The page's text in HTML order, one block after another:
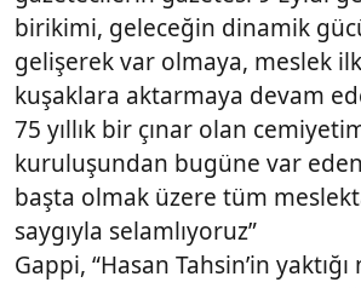
birikimi, geleceğin dinamik
gelişerek var olmaya, meslek
kuşaklara aktarmaya devam
75 yıllık bir çınar olan
kuruluşundan bugüne var
başta olmak üzere tüm
saygıyla selamlıyoruz”
Gappi, “Hasan Tahsin’in